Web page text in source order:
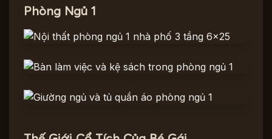
Phòng Ngủ 1